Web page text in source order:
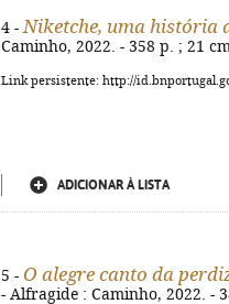
4 - Niketche, uma história
Caminho, 2022. - 358 p. ; 21
Link persistente: http://
ADICIONAR À LISTA
5 - O alegre canto da
- Alfragide : Caminho, 2022. -